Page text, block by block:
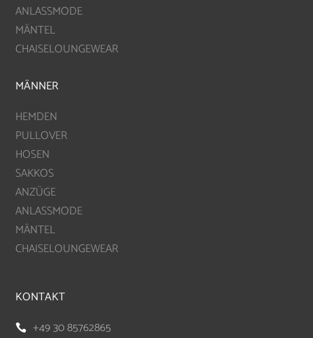
ANLASSMODE
MÄNTEL
CHAISELOUNGEWEAR
MÄNNER
HEMDEN
PULLOVER
HOSEN
SAKKOS
ANZÜGE
ANLASSMODE
MÄNTEL
CHAISELOUNGEWEAR
KONTAKT
 +49 30 85762865